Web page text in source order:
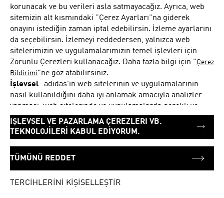
Perşembe
10:00 - 22:00
Cuma
10:00 - 22:00
Cumartesi
10:00 - 22:00
ADRES
Metromall 1
ANKARA
korunacak ve bu verileri asla satmayacağız. Ayrıca, web
sitemizin alt kısmındaki "Çerez Ayarları"na giderek
onayını istediğin zaman iptal edebilirsin. İzleme ayarlarını
da seçebilirsin. İzlemeyi reddedersen, yalnızca web
sitelerimizin ve uygulamalarımızın temel işlevleri için
Zorunlu Çerezleri kullanacağız. Daha fazla bilgi için "Çerez
Bildirimi"ne göz atabilirsiniz.
İşlevsel- adidas'ın web sitelerinin ve uygulamalarının
nasıl kullanıldığını daha iyi anlamak amacıyla analizler
yapması, web sitelerinde ve uygulamalarda gerekli ve
işlevsel performans ve tasarım iyileştirmelerini
gerçekleştirmesi, kişiselleştirilmiş bir göz atma ve
alışveriş deneyimi sağlaması ve bu amaçlarla iş
kullanmasını kabul ediyorum ve onay veriyorum.
Pazarlama- adidas'ın bana uygun ürün teklifleri
sunması, bunları sayfalarında veya uygulamalarında ya da
İŞLEVSEL VE PAZARLAMA ÇEREZLERİ VB.
TEKNOLOJİLERİ KABUL EDİYORUM.
TÜMÜNÜ REDDET
TERCİHLERİNİ KİŞİSELLEŞTİR